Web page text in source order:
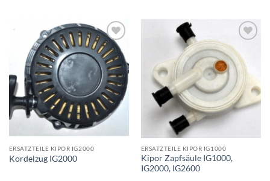
Toevoegen
aan
wenslijst
ERSATZTEILE KIPOR IG2000
Kordelzug IG2000
Toevoegen
aan
wenslijst
ERSATZTEILE KIPOR IG1000
Kipor Zapfsäule IG1000,
IG2000, IG2600